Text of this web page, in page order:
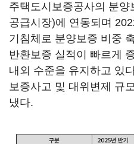
주택도시보증공사의 분
공급시장)에 연동되며
기침체로 분양보증 비중
반환보증 실적이 빠르게
내외 수준을 유지하고 있
보증사고 및 대위변제 규
냈다.